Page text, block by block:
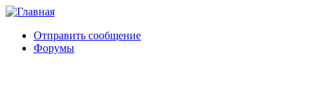
Отправить сообщение
Форумы